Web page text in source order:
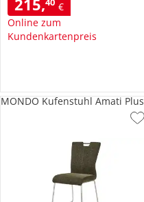
215,
€
Online zum
Kundenkartenpreis
MONDO Kufenstuhl Amati Plus